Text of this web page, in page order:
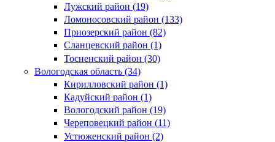
Лужский район (19)
Ломоносовский район (133)
Приозерский район (82)
Сланцевский район (1)
Тосненский район (30)
Вологодская область (34)
Кирилловский район (1)
Кадуйский район (1)
Вологодский район (19)
Череповецкий район (11)
Устюженский район (2)